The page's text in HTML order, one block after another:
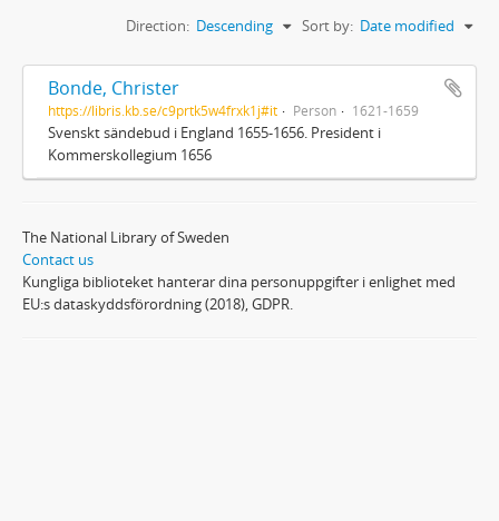
Sort by: Date modified
Direction: Descending
Bonde, Christer
https://libris.kb.se/c9prtk5w4frxk1j#it Person 1621-1659
Svenskt sändebud i England 1655-1656. President i
Kommerskollegium 1656
The National Library of Sweden
Contact us
Kungliga biblioteket hanterar dina personuppgifter i enlighet med
EU:s dataskyddsförordning (2018), GDPR.